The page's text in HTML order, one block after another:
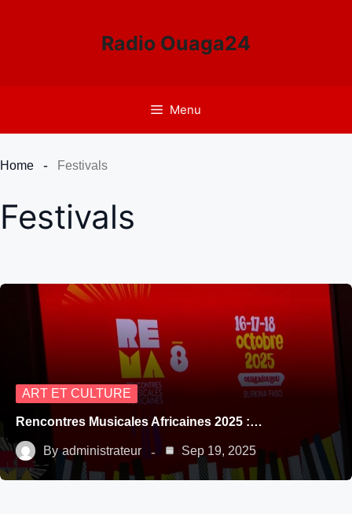
Radio Ouaga24
Menu
Home Festivals
Festivals
ART ET CULTURE
Rencontres Musicales Africaines 2025 :…
By administrateur Sep 19, 2025